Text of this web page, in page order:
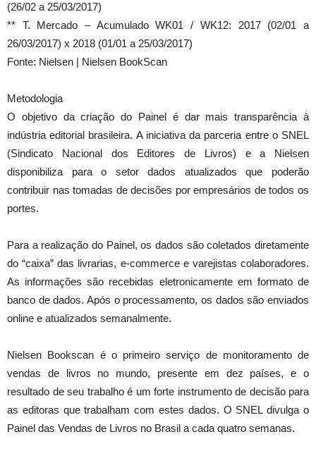
(26/02 a 25/03/2017)
** T. Mercado – Acumulado WK01 / WK12: 2017 (02/01 a
26/03/2017) x 2018 (01/01 a 25/03/2017)
Fonte: Nielsen | Nielsen BookScan
Metodologia
O objetivo da criação do Painel é dar mais transparência à
indústria editorial brasileira. A iniciativa da parceria entre o SNEL
(Sindicato Nacional dos Editores de Livros) e a Nielsen
disponibiliza para o setor dados atualizados que poderão
contribuir nas tomadas de decisões por empresários de todos os
portes.
Para a realização do Painel, os dados são coletados diretamente
do “caixa” das livrarias, e-commerce e varejistas colaboradores.
As informações são recebidas eletronicamente em formato de
banco de dados. Após o processamento, os dados são enviados
online e atualizados semanalmente.
Nielsen Bookscan é o primeiro serviço de monitoramento de
vendas de livros no mundo, presente em dez países, e o
resultado de seu trabalho é um forte instrumento de decisão para
as editoras que trabalham com estes dados. O SNEL divulga o
Painel das Vendas de Livros no Brasil a cada quatro semanas.